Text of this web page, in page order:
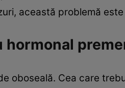
această problemă
hormonal
oboseală. Cea care